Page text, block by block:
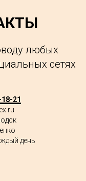
любых
сетях
21
день